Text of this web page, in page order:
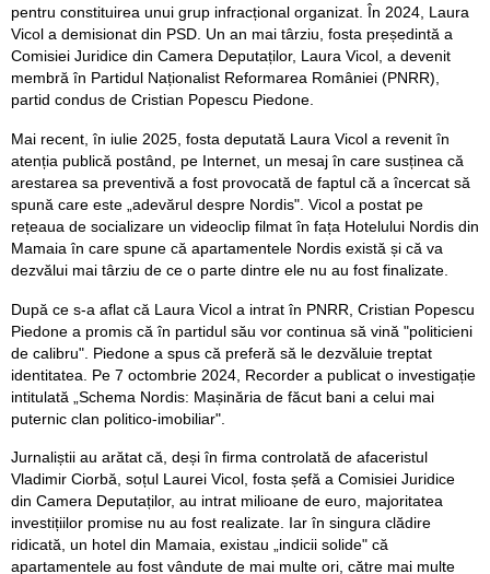
pentru constituirea unui grup infracțional organizat. În 2024, Laura
Vicol a demisionat din PSD. Un an mai târziu, fosta președintă a
Comisiei Juridice din Camera Deputaților, Laura Vicol, a devenit
membră în Partidul Naționalist Reformarea României (PNRR),
partid condus de Cristian Popescu Piedone.
Mai recent, în iulie 2025, fosta deputată Laura Vicol a revenit în
atenția publică postând, pe Internet, un mesaj în care susținea că
arestarea sa preventivă a fost provocată de faptul că a încercat să
spună care este „adevărul despre Nordis". Vicol a postat pe
rețeaua de socializare un videoclip filmat în fața Hotelului Nordis din
Mamaia în care spune că apartamentele Nordis există și că va
dezvălui mai târziu de ce o parte dintre ele nu au fost finalizate.
După ce s-a aflat că Laura Vicol a intrat în PNRR, Cristian Popescu
Piedone a promis că în partidul său vor continua să vină "politicieni
de calibru". Piedone a spus că preferă să le dezvăluie treptat
identitatea. Pe 7 octombrie 2024, Recorder a publicat o investigație
intitulată „Schema Nordis: Mașinăria de făcut bani a celui mai
puternic clan politico-imobiliar".
Jurnaliștii au arătat că, deși în firma controlată de afaceristul
Vladimir Ciorbă, soțul Laurei Vicol, fosta șefă a Comisiei Juridice
din Camera Deputaților, au intrat milioane de euro, majoritatea
investițiilor promise nu au fost realizate. Iar în singura clădire
ridicată, un hotel din Mamaia, existau „indicii solide" că
apartamentele au fost vândute de mai multe ori, către mai multe